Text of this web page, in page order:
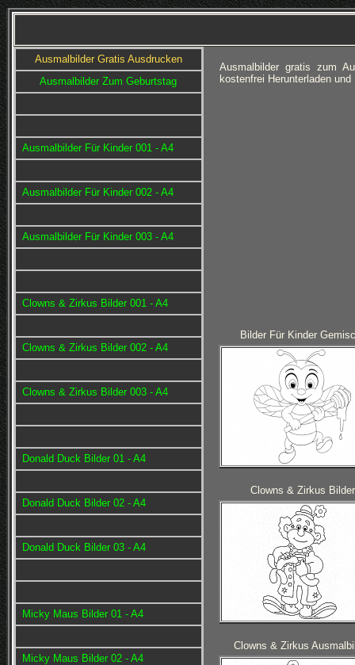
Ausmalbilder Gratis Ausdrucken
Ausmalbilder Zum Geburtstag
Ausmalbilder Für Kinder 001 - A4
Ausmalbilder Für Kinder 002 - A4
Ausmalbilder Für Kinder 003 - A4
Clowns & Zirkus Bilder 001 - A4
Clowns & Zirkus Bilder 002 - A4
Clowns & Zirkus Bilder 003 - A4
Donald Duck Bilder 01 - A4
Donald Duck Bilder 02 - A4
Donald Duck Bilder 03 - A4
Micky Maus Bilder 01 - A4
Micky Maus Bilder 02 - A4
Ausmalbilder gratis zum
kostenfrei Herunterladen
Bilder Für Kinder
Clowns & Zirkus Bilder
Clowns & Zirkus